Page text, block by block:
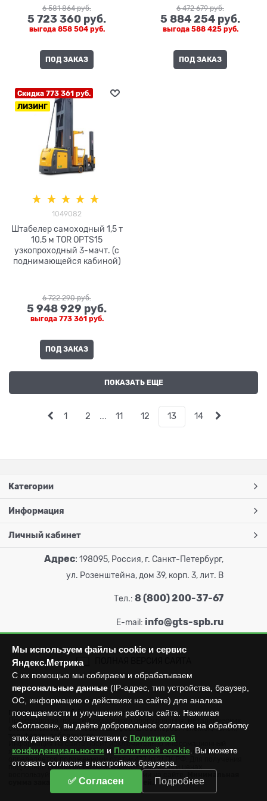
6 581 864 руб.
5 723 360 руб.
выгода 858 504 руб.
ПОД ЗАКАЗ
6 472 679 руб.
5 884 254 руб.
выгода 588 425 руб.
ПОД ЗАКАЗ
Скидка 773 361 руб.
ЛИЗИНГ
1049082
Штабелер самоходный 1,5 т
10,5 м TOR OPTS15
узкопроходный 3-мачт. (с
поднимающейся кабиной)
6 722 290 руб.
5 948 929 руб.
выгода 773 361 руб.
ПОД ЗАКАЗ
ПОКАЗАТЬ ЕЩЕ
1 2 11 12 13 14
Категории
Информация
Личный кабинет
Адрес: 198095, Россия, г. Санкт-Петербург,
ул. Розенштейна, дом 39, корп. 3, лит. В
Тел.: 8 (800) 200-37-67
E-mail: info@gts-spb.ru
ГОРТОРГСНАБ СПб © 2026Все права защищены.
Производство продажа складского оборудования: металлических
стеллажей, металлических шкафов, штабелеров, тележек, талей,
тельферов, лебедок и пр.
Информация на сайте носит исключительно информационный
характер и не может считаться публичной офертой, которая
определяется положениями статьи 437 (п.2) ГК РФ. Для получения
подробной информации об имеющихся товарах и ценах
сумма заказа составляет 3000 рублей.
Мы используем файлы cookie и сервис
Яндекс.Метрика
С их помощью мы собираем и обрабатываем
персональные данные (IP-адрес, тип устройства, браузер,
ОС, информацию о действиях на сайте) для анализа
посещаемости и улучшения работы сайта. Нажимая
«Согласен», вы даёте добровольное согласие на обработку
этих данных в соответствии с Политикой
конфиденциальности и Политикой cookie . Вы можете
отозвать согласие в настройках браузера.
✅ Согласен Подробнее